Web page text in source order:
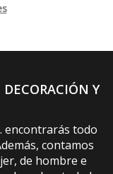
Y
encontrarás todo
contamos
de hombre e